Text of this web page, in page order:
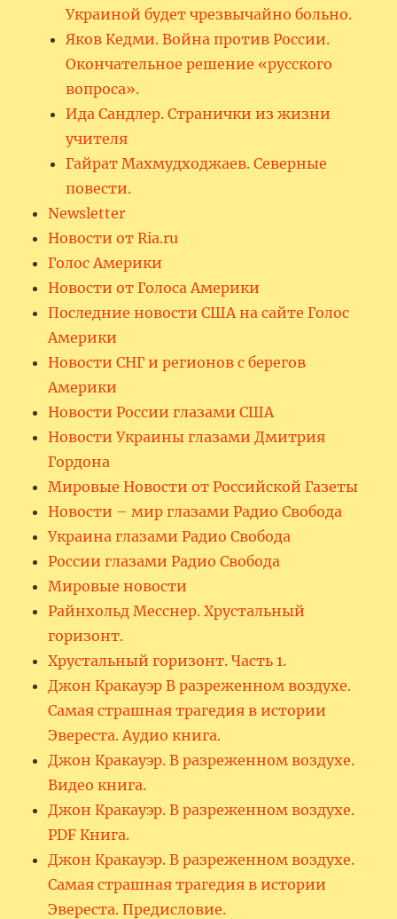
Украиной будет чрезвычайно больно.
Яков Кедми. Война против России.
Окончательное решение «русского
вопроса».
Ида Сандлер. Странички из жизни
учителя
Гайрат Махмудходжаев. Северные
повести.
Newsletter
Новости от Ria.ru
Голос Америки
Новости от Голоса Америки
Последние новости США на сайте Голос
Америки
Новости СНГ и регионов с берегов
Америки
Новости России глазами США
Новости Украины глазами Дмитрия
Гордона
Мировые Новости от Российской Газеты
Новости – мир глазами Радио Свобода
Украина глазами Радио Свобода
России глазами Радио Свобода
Мировые новости
Райнхольд Месснер. Хрустальный
горизонт.
Хрустальный горизонт. Часть 1.
Джон Кракауэр В разреженном воздухе.
Самая страшная трагедия в истории
Эвереста. Аудио книга.
Джон Кракауэр. В разреженном воздухе.
Видео книга.
Джон Кракауэр. В разреженном воздухе.
PDF Книга.
Джон Кракауэр. В разреженном воздухе.
Самая страшная трагедия в истории
Эвереста. Предисловие.